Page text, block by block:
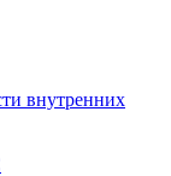
внутренних